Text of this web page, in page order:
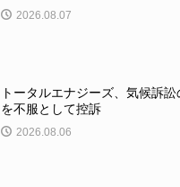
2026.08.07
トータルエナジーズ、気候訴
を不服として控訴
2026.08.06